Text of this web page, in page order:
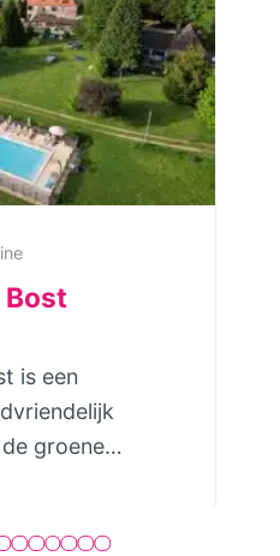
Bost
is een
groene
gîtes en 4